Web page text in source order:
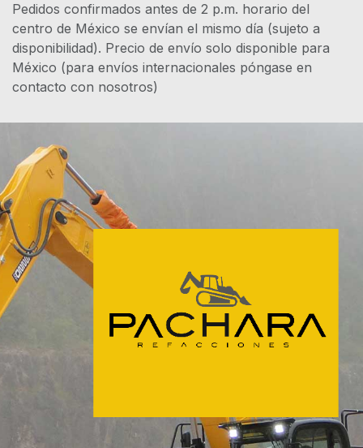
Pedidos confirmados antes de 2 p.m. horario del
centro de México se envían el mismo día (sujeto a
disponibilidad). Precio de envío solo disponible para
México (para envíos internacionales póngase en
contacto con nosotros)